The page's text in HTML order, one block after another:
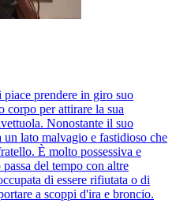
prendere in giro suo
corpo per attirare la sua
Nonostante il suo
lato malvagio e fastidioso che
È molto possessiva e
del tempo con altre
di essere rifiutata o di
a scoppi d'ira e broncio.